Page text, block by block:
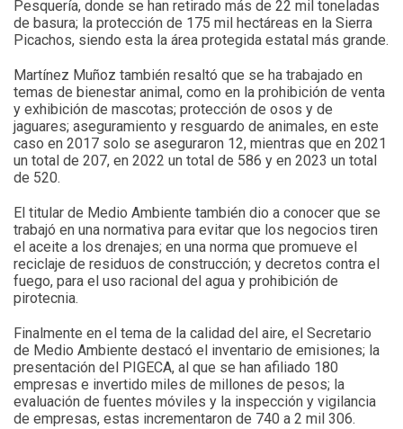
Pesquería, donde se han retirado más de 22 mil toneladas
de basura; la protección de 175 mil hectáreas en la Sierra
Picachos, siendo esta la área protegida estatal más grande.
Martínez Muñoz también resaltó que se ha trabajado en
temas de bienestar animal, como en la prohibición de venta
y exhibición de mascotas; protección de osos y de
jaguares; aseguramiento y resguardo de animales, en este
caso en 2017 solo se aseguraron 12, mientras que en 2021
un total de 207, en 2022 un total de 586 y en 2023 un total
de 520.
El titular de Medio Ambiente también dio a conocer que se
trabajó en una normativa para evitar que los negocios tiren
el aceite a los drenajes; en una norma que promueve el
reciclaje de residuos de construcción; y decretos contra el
fuego, para el uso racional del agua y prohibición de
pirotecnia.
Finalmente en el tema de la calidad del aire, el Secretario
de Medio Ambiente destacó el inventario de emisiones; la
presentación del PIGECA, al que se han afiliado 180
empresas e invertido miles de millones de pesos; la
evaluación de fuentes móviles y la inspección y vigilancia
de empresas, estas incrementaron de 740 a 2 mil 306.